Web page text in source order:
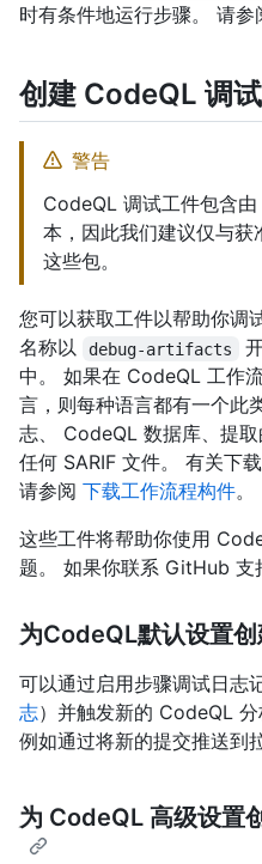
时有条件地运行步骤。 请参
创建 CodeQL 调
警告
CodeQL 调试工件包含
本，因此我们建议仅与
这些包。
您可以获取工件以帮助你调
名称以
debug-artifacts
中。 如果在 CodeQL 工作
言，则每种语言都有一个此
志、 CodeQL 数据库、提
任何 SARIF 文件。 有关下
请参阅 下载工作流程构件。
这些工件将帮助你使用
题。 如果你联系 GitHub 支
为CodeQL默认设置
可以通过启用步骤调试日志
志）并触发新的 CodeQL
例如通过将新的提交推送到
为 CodeQL 高级设置